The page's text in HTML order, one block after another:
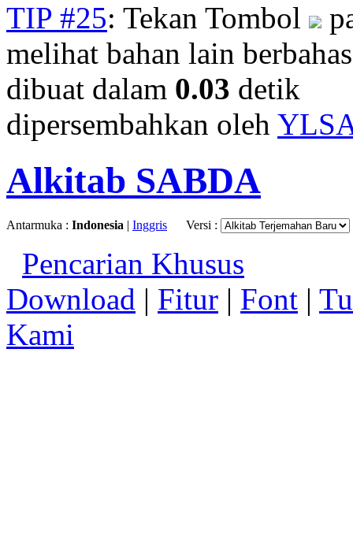
TIP #25: Tekan Tombol
melihat bahan lain
dibuat dalam 0.03 detik
dipersembahkan oleh
Alkitab SABDA
Antarmuka : Indonesia | Inggris Versi :
Pencarian Khusus
Download | Fitur | Font |
Kami